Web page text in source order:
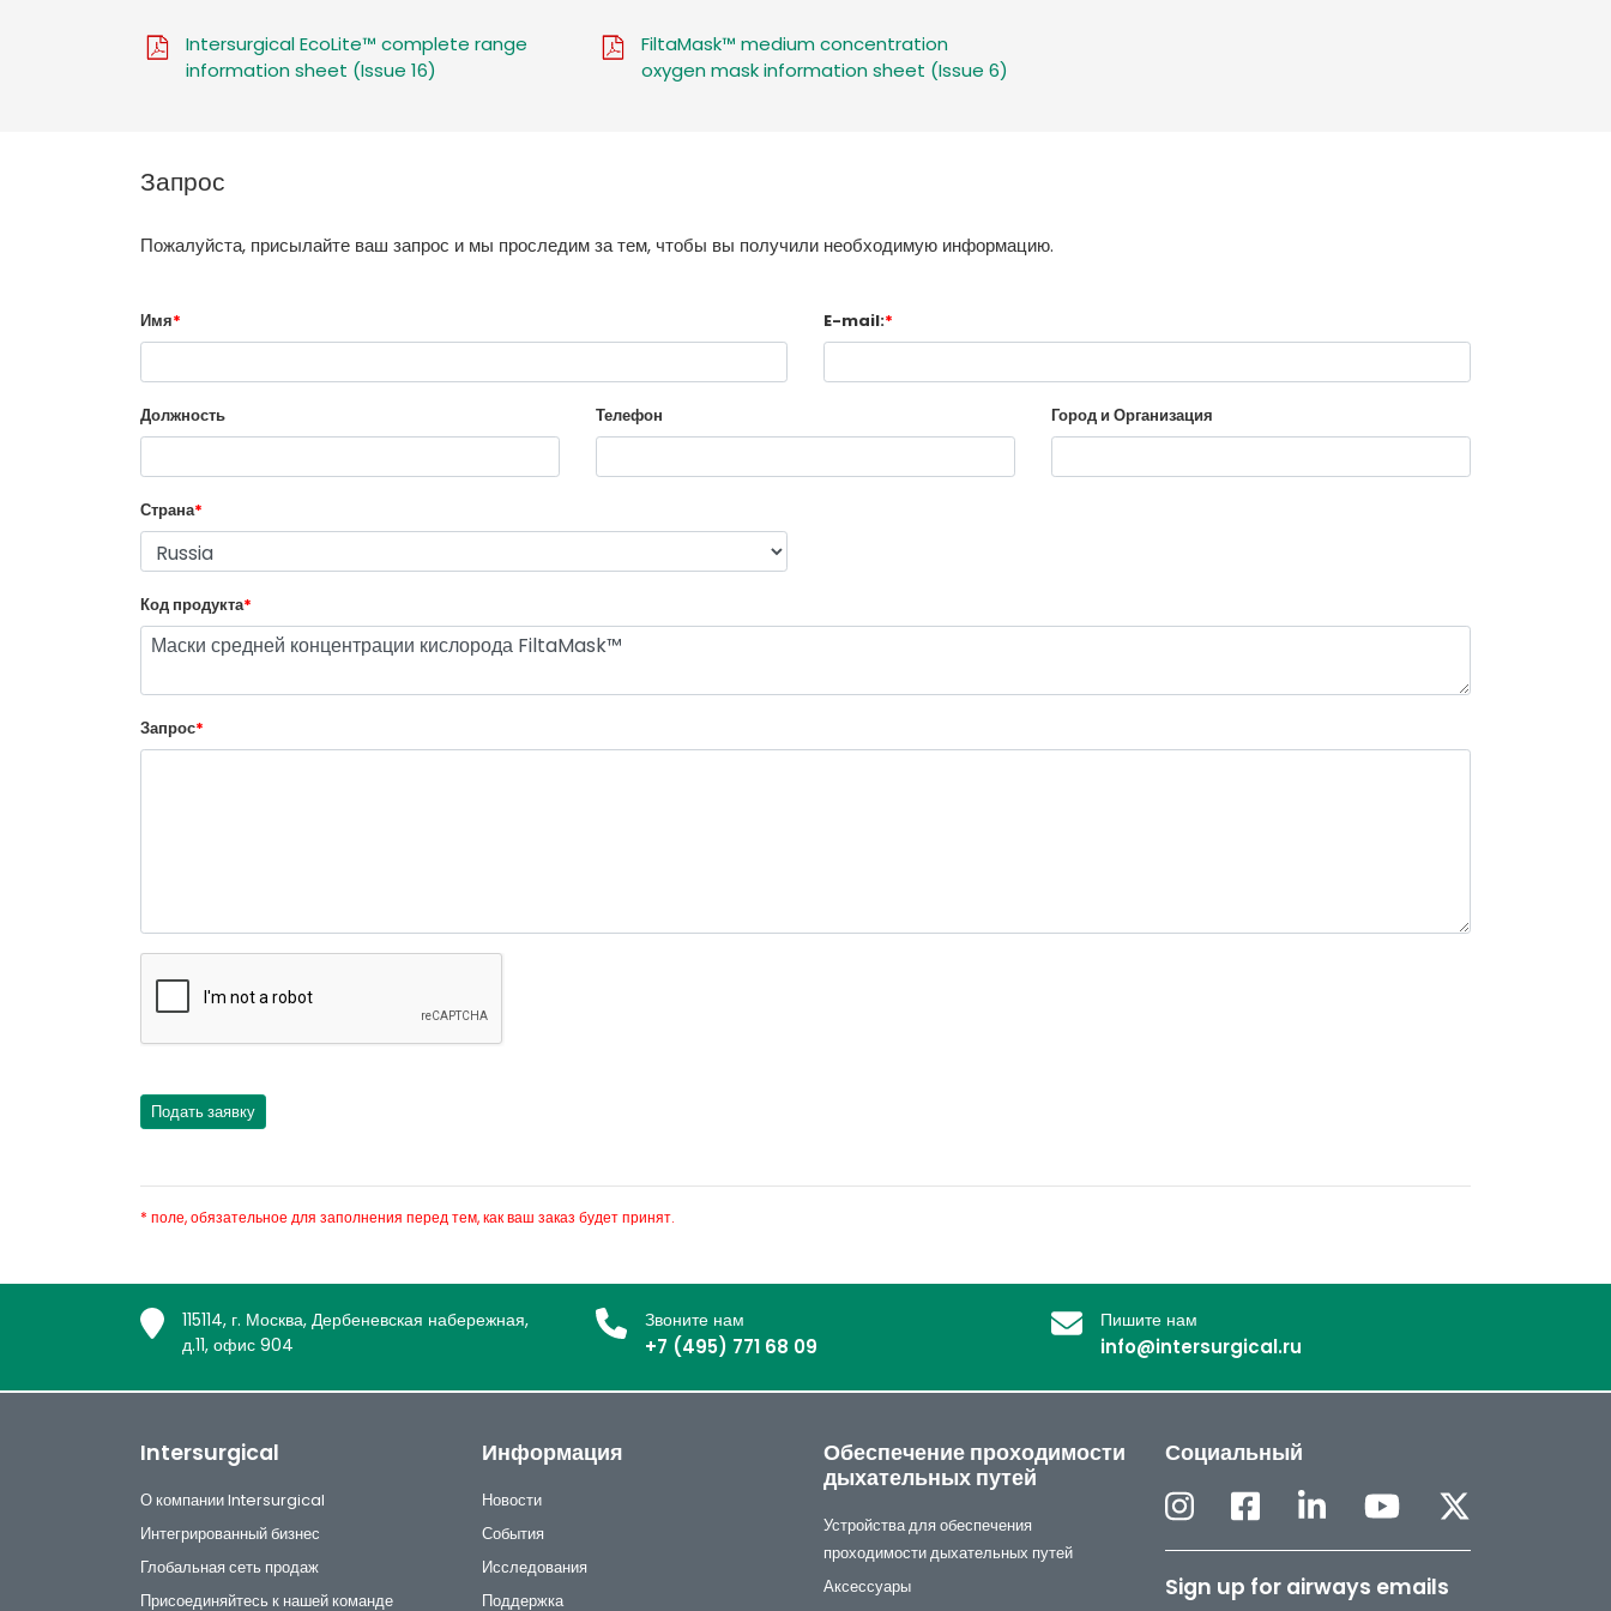
Intersurgical EcoLite™ complete range
information sheet (Issue 16)
FiltaMask™ medium concentration
oxygen mask information sheet (Issue 6)
Запрос
Пожалуйста, присылайте ваш запрос и мы проследим за тем, чтобы вы получили необходимую информацию.
Имя* E-mail:*
Должность Телефон Город и Организация
Страна*
Код продукта*
Запрос*
* поле, обязательное для заполнения перед тем, как ваш заказ будет принят.
115114, г. Москва, Дербеневская набережная,
д.11, офис 904
Звоните нам
+7 (495) 771 68 09
Пишите нам
info@intersurgical.ru
Intersurgical
О компании Intersurgical
Интегрированный бизнес
Глобальная сеть продаж
Присоединяйтесь к нашей команде
Информация
Новости
События
Исследования
Поддержка
Обеспечение проходимости
дыхательных путей
Устройства для обеспечения
проходимости дыхательных путей
Аксессуары
Социальный
Sign up for airways emails